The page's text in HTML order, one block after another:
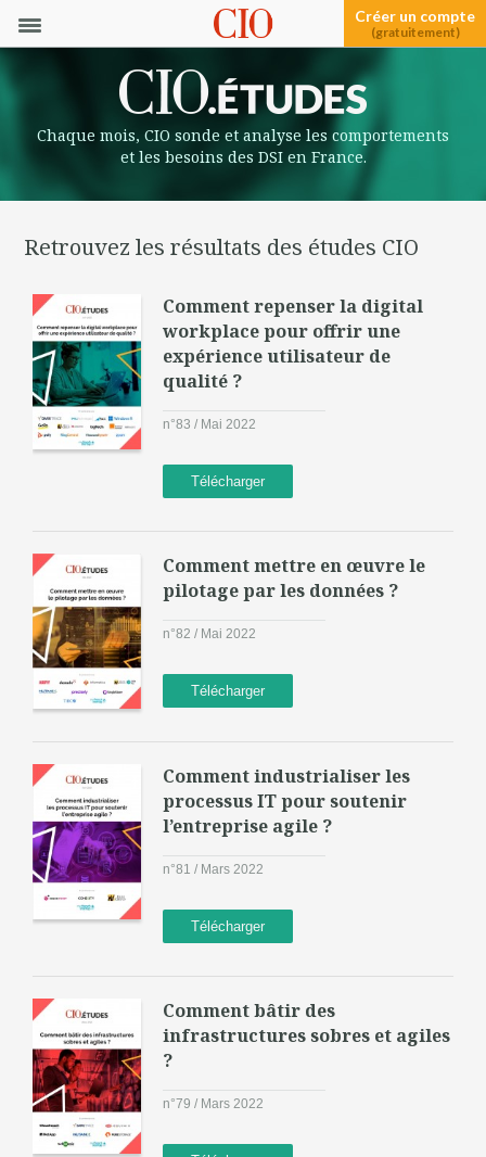
Créer un compte
(gratuitement)
Chaque mois, CIO sonde et analyse les comportements
et les besoins des DSI en France.
Retrouvez les résultats des études CIO
Comment repenser la digital
workplace pour offrir une
expérience utilisateur de
qualité ?
n°83 / Mai 2022
Télécharger
Comment mettre en œuvre le
pilotage par les données ?
n°82 / Mai 2022
Télécharger
Comment industrialiser les
processus IT pour soutenir
l’entreprise agile ?
n°81 / Mars 2022
Télécharger
Comment bâtir des
infrastructures sobres et agiles
?
n°79 / Mars 2022